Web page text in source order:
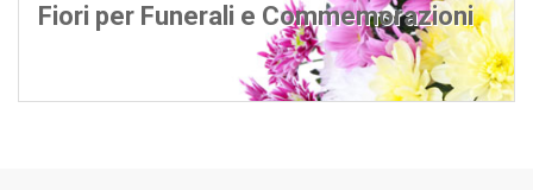
Fiori per Funerali e Commemorazioni